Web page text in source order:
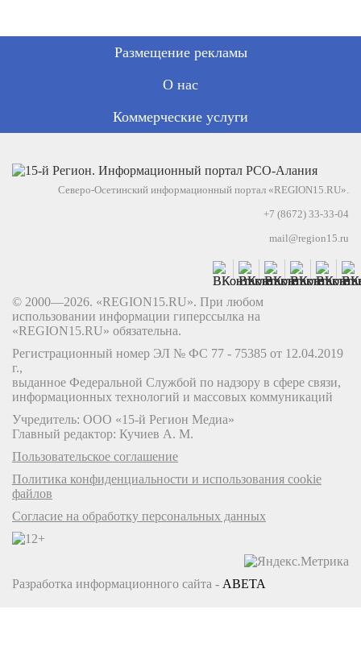
Размещение рекламы
О нас
Коммерческие услуги
Северо-Осетинский информационный портал «REGION15.RU».
+7 (8672) 33-33-04
mail@region15.ru
© 2000—2026. «REGION15.RU». При любом
использовании информации гиперссылка на
«REGION15.RU» обязательна.
Регистрационный номер ЭЛ № ФС 77 - 75385 от 12.04.2019
г.,
выданное Федеральной Службой по надзору в сфере связи,
информационных технологий и массовых коммуникаций
Учредитель: ООО «15-й Регион Медиа»
Главный редактор: Кучиев А. М.
Пользовательское соглашение
Политика конфиденциальности и использования cookie
файлов
Согласие на обработку персональных данных
Разработка информационного сайта - ABETA